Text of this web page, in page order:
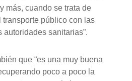
más, cuando se trata de
público con las
sanitarias”.
que “es una muy buena
poco a poco la